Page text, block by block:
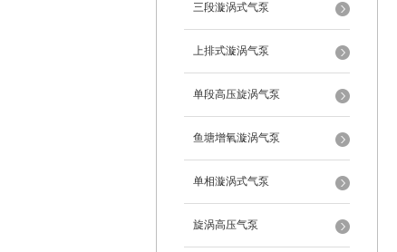
三段漩涡式气泵
上排式漩涡气泵
单段高压旋涡气泵
鱼塘增氧漩涡气泵
单相漩涡式气泵
旋涡高压气泵